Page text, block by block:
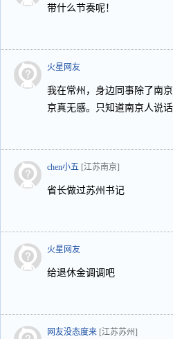
带什么节奏呢！
火星网友
我在常州，身边同事除了南
京真无感。只知道南京人说
chen小五 [江苏南京]
省长做过苏州书记
火星网友
给退休金调调吧
网友没态度来 [江苏苏州]